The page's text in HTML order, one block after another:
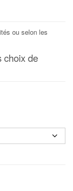
ou selon les
choix de